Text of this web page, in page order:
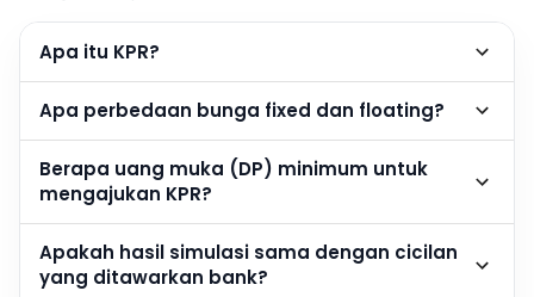
Apa itu KPR?
Apa perbedaan bunga fixed dan floating?
Berapa uang muka (DP) minimum untuk
mengajukan KPR?
Apakah hasil simulasi sama dengan cicilan
yang ditawarkan bank?